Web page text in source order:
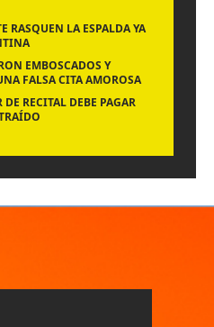
RASQUEN LA ESPALDA YA
EMBOSCADOS Y
FALSA CITA AMOROSA
RECITAL DEBE PAGAR